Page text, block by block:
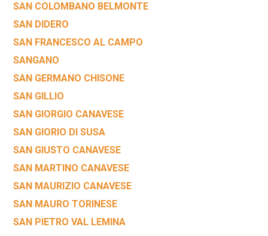
SAN COLOMBANO BELMONTE
SAN DIDERO
SAN FRANCESCO AL CAMPO
SANGANO
SAN GERMANO CHISONE
SAN GILLIO
SAN GIORGIO CANAVESE
SAN GIORIO DI SUSA
SAN GIUSTO CANAVESE
SAN MARTINO CANAVESE
SAN MAURIZIO CANAVESE
SAN MAURO TORINESE
SAN PIETRO VAL LEMINA